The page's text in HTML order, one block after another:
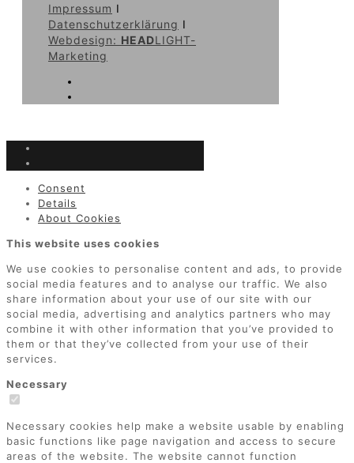
Impressum I
Datenschutzerklärung I
Webdesign: HEADLIGHT-
Marketing
Consent
Details
About Cookies
This website uses cookies
We use cookies to personalise content and ads, to provide
social media features and to analyse our traffic. We also
share information about your use of our site with our
social media, advertising and analytics partners who may
combine it with other information that you’ve provided to
them or that they’ve collected from your use of their
services.
Necessary
Necessary cookies help make a website usable by enabling
basic functions like page navigation and access to secure
areas of the website. The website cannot function